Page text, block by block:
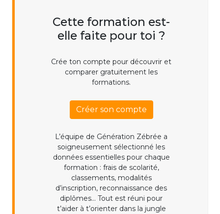
Cette formation est-
elle faite pour toi ?
Crée ton compte pour découvrir et
comparer gratuitement les
formations.
Créer son compte
L’équipe de Génération Zébrée a
soigneusement sélectionné les
données essentielles pour chaque
formation : frais de scolarité,
classements, modalités
d’inscription, reconnaissance des
diplômes... Tout est réuni pour
t’aider à t’orienter dans la jungle